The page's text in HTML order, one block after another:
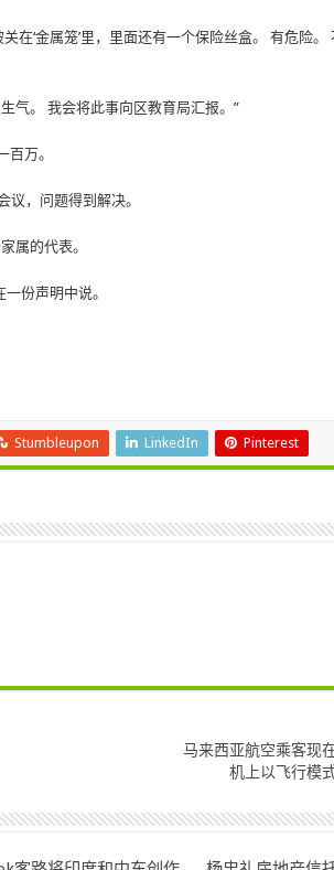
在‘金属笼’里，里面还有一个保险丝盒。 有危险。
气。 我会将此事向区教育局汇报。”
万。
，问题得到解决。
属的代表。
份声明中说。
Stumbleupon LinkedIn Pinterest
马来西亚航空乘客现
机上以飞行模